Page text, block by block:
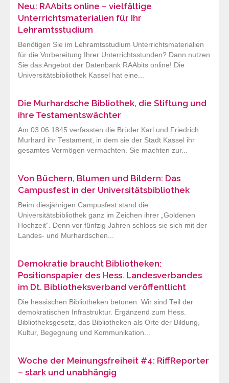
Neu: RAAbits online – vielfältige
Unterrichtsmaterialien für Ihr
Lehramtsstudium
Benötigen Sie im Lehramtsstudium Unterrichtsmaterialien
für die Vorbereitung Ihrer Unterrichtsstunden? Dann nutzen
Sie das Angebot der Datenbank RAAbits online! Die
Universitätsbibliothek Kassel hat eine...
Die Murhardsche Bibliothek, die Stiftung und
ihre Testamentswächter
Am 03.06.1845 verfassten die Brüder Karl und Friedrich
Murhard ihr Testament, in dem sie der Stadt Kassel ihr
gesamtes Vermögen vermachten. Sie machten zur...
Von Büchern, Blumen und Bildern: Das
Campusfest in der Universitätsbibliothek
Beim diesjährigen Campusfest stand die
Universitätsbibliothek ganz im Zeichen ihrer „Goldenen
Hochzeit“. Denn vor fünfzig Jahren schloss sie sich mit der
Landes- und Murhardschen...
Demokratie braucht Bibliotheken:
Positionspapier des Hess. Landesverbandes
im Dt. Bibliotheksverband veröffentlicht
Die hessischen Bibliotheken betonen: Wir sind Teil der
demokratischen Infrastruktur. Ergänzend zum Hess.
Bibliotheksgesetz, das Bibliotheken als Orte der Bildung,
Kultur, Begegnung und Kommunikation...
Woche der Meinungsfreiheit #4: RiffReporter
– stark und unabhängig